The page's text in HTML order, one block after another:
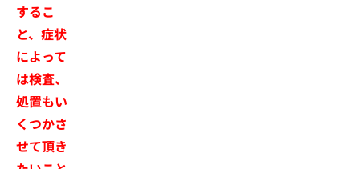
するこ
と、症状
によって
は検査、
処置もい
くつかさ
せて頂き